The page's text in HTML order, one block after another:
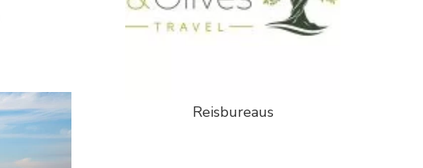
Reisbureaus